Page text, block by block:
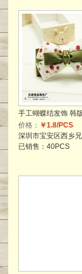
价格： ￥1.8/PCS
已销售：40PCS